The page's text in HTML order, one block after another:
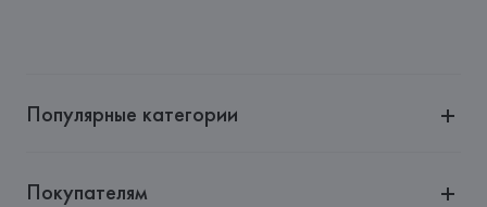
Популярные категории
Покупателям